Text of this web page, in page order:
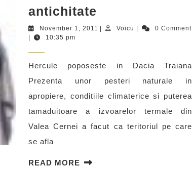
antichitate
Herculane
November 1, 2011 November
Voicu Voicu
0 Comment
10:35 pm
Hercule poposeste in Dacia Traiana
Prezenta unor pesteri naturale in
apropiere, conditiile climaterice si puterea
tamaduitoare a izvoarelor termale din
Valea Cernei a facut ca teritoriul pe care
se afla
READ MORE READ